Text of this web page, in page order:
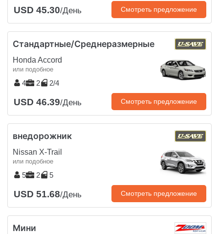
USD 45.30/День Смотреть предложение
Стандартные/Среднеразмерные
Honda Accord
или подобное
4 2 2/4
USD 46.39/День Смотреть предложение
внедорожник
Nissan X-Trail
или подобное
5 2 5
USD 51.68/День Смотреть предложение
Мини